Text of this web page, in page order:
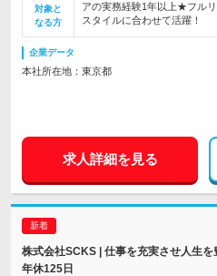
対象と
なる方
アの実務経験1年以上★フル
スタイルに合わせて活躍！
企業データ
本社所在地：東京都
求人詳細を見る
株式会社SCKS | 仕事を充実させ人生
年休125日